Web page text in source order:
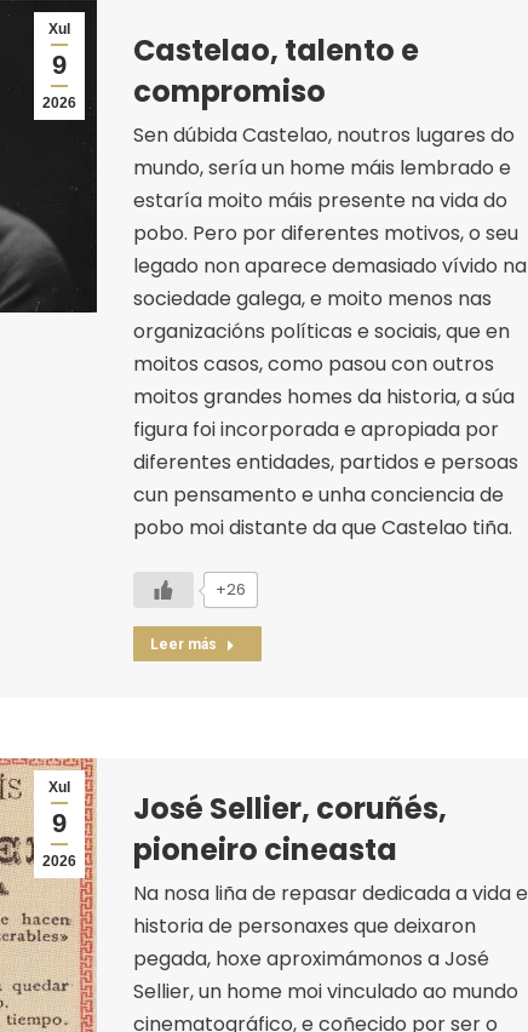
Xul
9
2026
Castelao, talento e
compromiso
Sen dúbida Castelao, noutros lugares do
mundo, sería un home máis lembrado e
estaría moito máis presente na vida do
pobo. Pero por diferentes motivos, o seu
legado non aparece demasiado vívido na
sociedade galega, e moito menos nas
organizacións políticas e sociais, que en
moitos casos, como pasou con outros
moitos grandes homes da historia, a súa
figura foi incorporada e apropiada por
diferentes entidades, partidos e persoas
cun pensamento e unha conciencia de
pobo moi distante da que Castelao tiña.
+26
Leer más
Xul
9
2026
José Sellier, coruñés,
pioneiro cineasta
Na nosa liña de repasar dedicada a vida e
historia de personaxes que deixaron
pegada, hoxe aproximámonos a José
Sellier, un home moi vinculado ao mundo
cinematográfico, e coñecido por ser o